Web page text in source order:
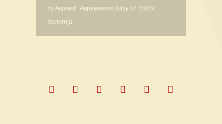
byАврам Г. Аврамовски | May 22, 2020 |
религија